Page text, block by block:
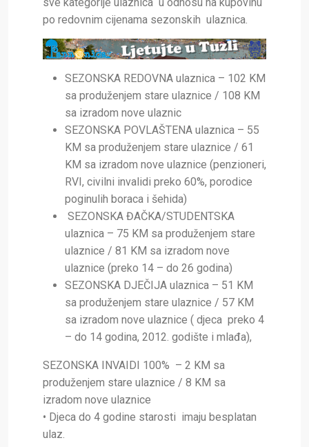
po redovnim cijenama sezonskih ulaznica.
SEZONSKA REDOVNA ulaznica – 102 KM
sa produženjem stare ulaznice / 108 KM
sa izradom nove ulaznic
SEZONSKA POVLAŠTENA ulaznica – 55
KM sa produženjem stare ulaznice / 61
KM sa izradom nove ulaznice (penzioneri,
RVI, civilni invalidi preko 60%, porodice
poginulih boraca i šehida)
SEZONSKA ĐAČKA/STUDENTSKA
ulaznica – 75 KM sa produženjem stare
ulaznice / 81 KM sa izradom nove
ulaznice (preko 14 – do 26 godina)
SEZONSKA DJEČIJA ulaznica – 51 KM
sa produženjem stare ulaznice / 57 KM
sa izradom nove ulaznice ( djeca preko 4
– do 14 godina, 2012. godište i mlađa),
SEZONSKA INVAIDI 100% – 2 KM sa
produženjem stare ulaznice / 8 KM sa
izradom nove ulaznice
• Djeca do 4 godine starosti imaju besplatan
ulaz.